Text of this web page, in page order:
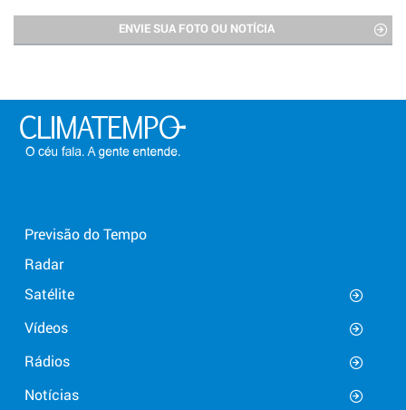
ENVIE SUA FOTO OU NOTÍCIA
Previsão do Tempo
Radar
Satélite
Vídeos
Rádios
Notícias